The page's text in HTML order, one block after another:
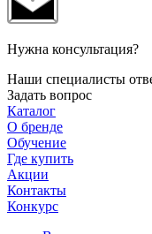
Нужна консультация?
Наши специалисты
Задать вопрос
Каталог
О бренде
Обучение
Где купить
Акции
Контакты
Конкурс